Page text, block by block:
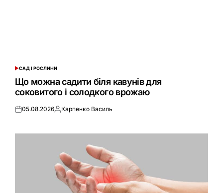
ОПУБЛІКУВАТИ
У
САД І РОСЛИНИ
Що можна садити біля кавунів для
соковитого і солодкого врожаю
Оприлюднено
05.08.2026Опубліковано
Карпенко Василь